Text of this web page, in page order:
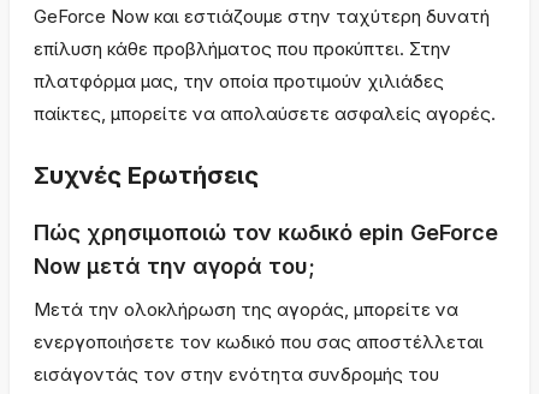
GeForce Now και εστιάζουμε στην ταχύτερη δυνατή
επίλυση κάθε προβλήματος που προκύπτει. Στην
πλατφόρμα μας, την οποία προτιμούν χιλιάδες
παίκτες, μπορείτε να απολαύσετε ασφαλείς αγορές.
Συχνές Ερωτήσεις
Πώς χρησιμοποιώ τον κωδικό epin GeForce
Now μετά την αγορά του;
Μετά την ολοκλήρωση της αγοράς, μπορείτε να
ενεργοποιήσετε τον κωδικό που σας αποστέλλεται
εισάγοντάς τον στην ενότητα συνδρομής του